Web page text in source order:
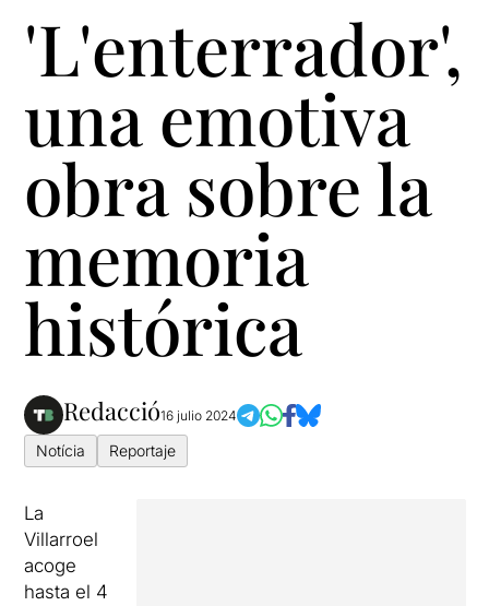
'L'enterrador',
una emotiva
obra sobre la
memoria
histórica
Redacció16 julio 2024
Notícia Reportaje
La
Villarroel
acoge
hasta el 4